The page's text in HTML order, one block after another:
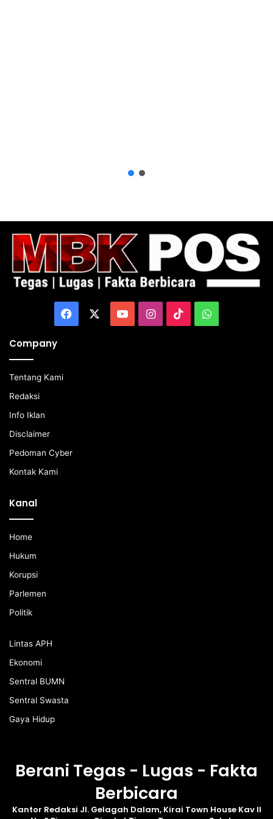
Facebook YouTubeInstagram
TikTokWhatsApp
Company
Tentang Kami
Redaksi
Info Iklan
Disclaimer
Pedoman Cyber
Kontak Kami
Kanal
Home
Hukum
Korupsi
Parlemen
Politik
Lintas APH
Ekonomi
Sentral BUMN
Sentral Swasta
Gaya Hidup
Berani Tegas - Lugas - Fakta
Berbicara
Kantor Redaksi Jl. Gelagah Dalam, Kirai Town House Kav II